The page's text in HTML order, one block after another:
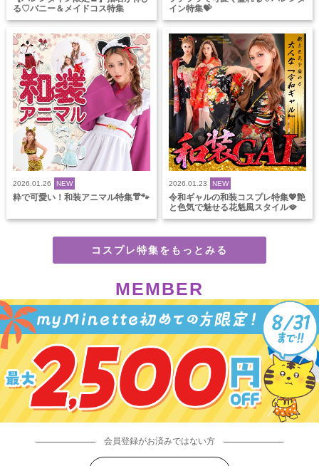
る♡バニー＆メイドコス特集
イン特集💝
2026.01.26 NEW
粋で可愛い！和装アニマル特集👘🐾
2026.01.23 NEW
令和ギャルの和装コスプレ特集💖艶
と色気で魅せる花魁風スタイル🪭
コスプレ特集をもっとみる
MEMBER
会員登録がお済みではない方